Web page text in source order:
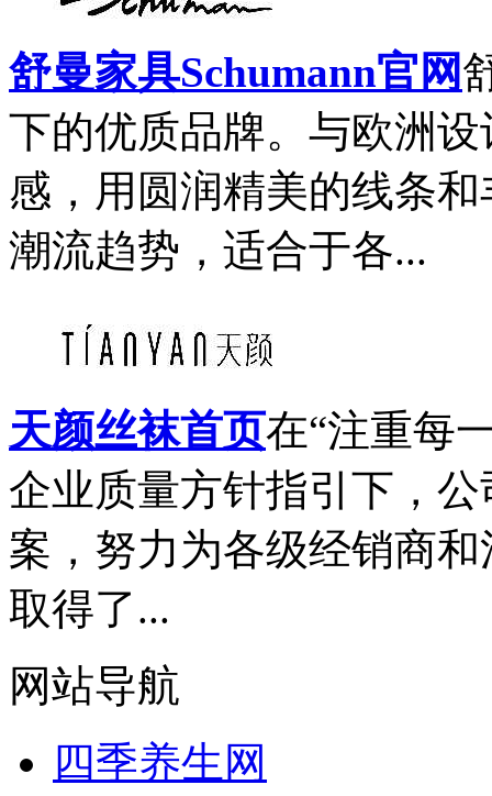
舒曼家具Schumann官网
下的优质品牌。与欧洲
感，用圆润精美的线条
潮流趋势，适合于各...
天颜丝袜首页在“注重每
企业质量方针指引下，
案，努力为各级经销商
取得了...
网站导航
四季养生网